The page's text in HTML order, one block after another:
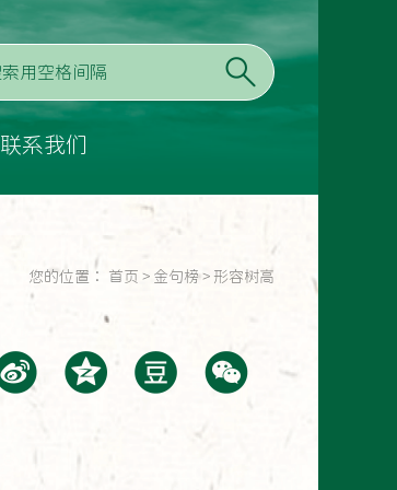
联系我们
您的位置： 首页 > 金句榜 > 形容树高